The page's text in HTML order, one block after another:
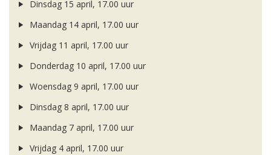
Dinsdag 15 april, 17.00 uur
Maandag 14 april, 17.00 uur
Vrijdag 11 april, 17.00 uur
Donderdag 10 april, 17.00 uur
Woensdag 9 april, 17.00 uur
Dinsdag 8 april, 17.00 uur
Maandag 7 april, 17.00 uur
Vrijdag 4 april, 17.00 uur